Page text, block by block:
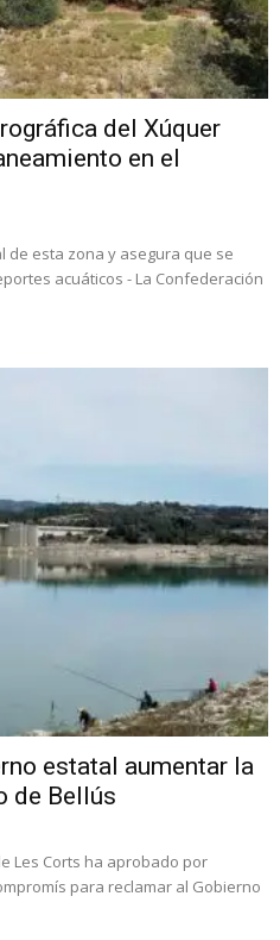
del Xúquer
en el
de esta zona y asegura que se
acuáticos - La Confederación
estatal aumentar la
de Bellús
Les Corts ha aprobado por
para reclamar al Gobierno